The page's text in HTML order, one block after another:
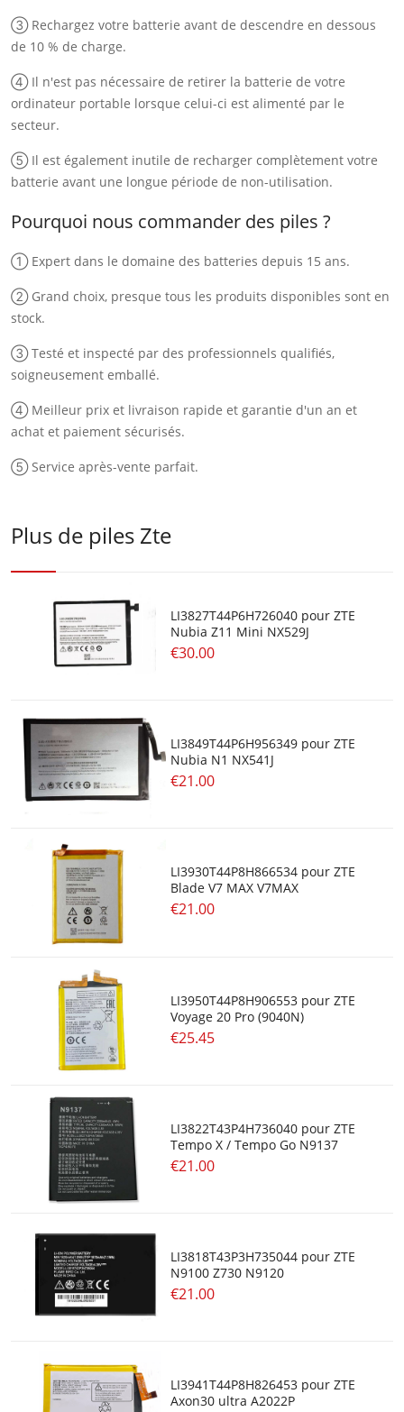
③ Rechargez votre batterie avant de descendre en dessous
de 10 % de charge.
④ Il n'est pas nécessaire de retirer la batterie de votre
ordinateur portable lorsque celui-ci est alimenté par le
secteur.
⑤ Il est également inutile de recharger complètement votre
batterie avant une longue période de non-utilisation.
Pourquoi nous commander des piles ?
① Expert dans le domaine des batteries depuis 15 ans.
② Grand choix, presque tous les produits disponibles sont en
stock.
③ Testé et inspecté par des professionnels qualifiés,
soigneusement emballé.
④ Meilleur prix et livraison rapide et garantie d'un an et
achat et paiement sécurisés.
⑤ Service après-vente parfait.
Plus de piles Zte
LI3827T44P6H726040 pour ZTE
Nubia Z11 Mini NX529J
€30.00
LI3849T44P6H956349 pour ZTE
Nubia N1 NX541J
€21.00
LI3930T44P8H866534 pour ZTE
Blade V7 MAX V7MAX
€21.00
LI3950T44P8H906553 pour ZTE
Voyage 20 Pro (9040N)
€25.45
LI3822T43P4H736040 pour ZTE
Tempo X / Tempo Go N9137
€21.00
LI3818T43P3H735044 pour ZTE
N9100 Z730 N9120
€21.00
LI3941T44P8H826453 pour ZTE
Axon30 ultra A2022P